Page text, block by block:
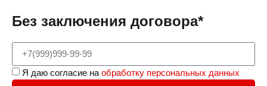
Без заключения договора*
Я даю согласие на обработку персональных данных